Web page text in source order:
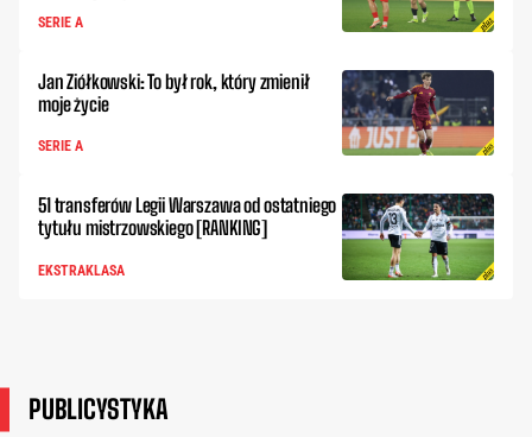
SERIE A
Jan Ziółkowski: To był rok, który zmienił
moje życie
SERIE A
51 transferów Legii Warszawa od ostatniego
tytułu mistrzowskiego [RANKING]
EKSTRAKLASA
PUBLICYSTYKA